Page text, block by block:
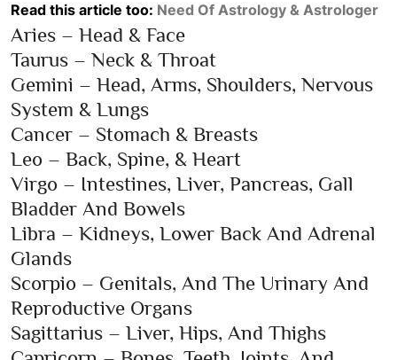
Read this article too: Need Of Astrology & Astrologer
Aries – Head & Face
Taurus – Neck & Throat
Gemini – Head, Arms, Shoulders, Nervous
System & Lungs
Cancer – Stomach & Breasts
Leo – Back, Spine, & Heart
Virgo – Intestines, Liver, Pancreas, Gall
Bladder And Bowels
Libra – Kidneys, Lower Back And Adrenal
Glands
Scorpio – Genitals, And The Urinary And
Reproductive Organs
Sagittarius – Liver, Hips, And Thighs